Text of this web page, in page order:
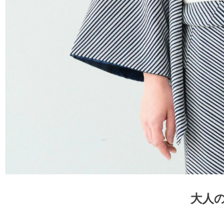
大人